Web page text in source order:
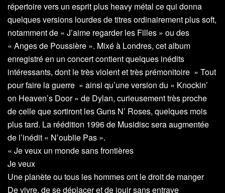
répertoire vers un esprit plus heavy métal ce qui donna
quelques versions lourdes de titres ordinairement plus soft,
notamment de « J’aime regarder les Filles » ou des
« Anges de Poussière ». Mixé à Londres, cet album
enregistré en un concert contient quelques inédits
intéressants, dont le très violent et très prémonitoire » Tout
pour faire la guerre » ainsi qu’une version du « Knockin’
on Heaven’s Door » de Dylan, curieusement très proche
de celle que sortiront les Guns N’ Roses, quelques mois
plus tard. La réédition 1996 de Musidisc sera augmentée
de l’inédit « N’oublie Pas ».
« Je veux un monde sans frontières
Je veux
Une planète ou tous les hommes ont le droit de manger
De vivre, de se déplacer et de jouir sans entrave